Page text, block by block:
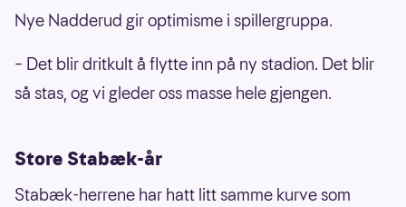
Nye Nadderud gir optimisme i spillergruppa.
– Det blir dritkult å flytte inn på ny stadion. Det blir
så stas, og vi gleder oss masse hele gjengen.
Store Stabæk-år
Stabæk-herrene har hatt litt samme kurve som